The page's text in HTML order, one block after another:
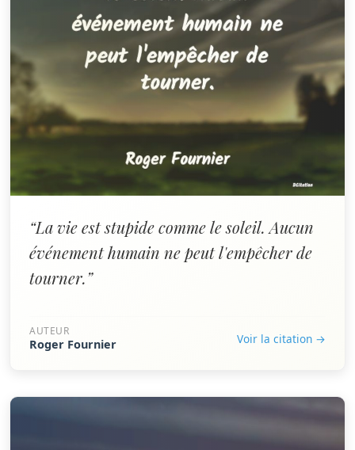
“La vie est stupide comme le soleil. Aucun
événement humain ne peut l'empêcher de
tourner.”
AUTEUR
Roger Fournier Voir la citation →